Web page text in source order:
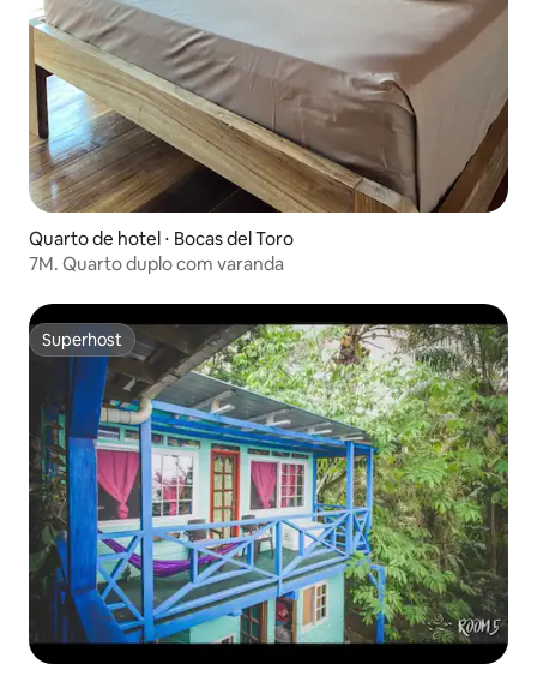
Quarto de hotel ⋅ Bocas del Toro
7M. Quarto duplo com varanda
Superhost
Superhost